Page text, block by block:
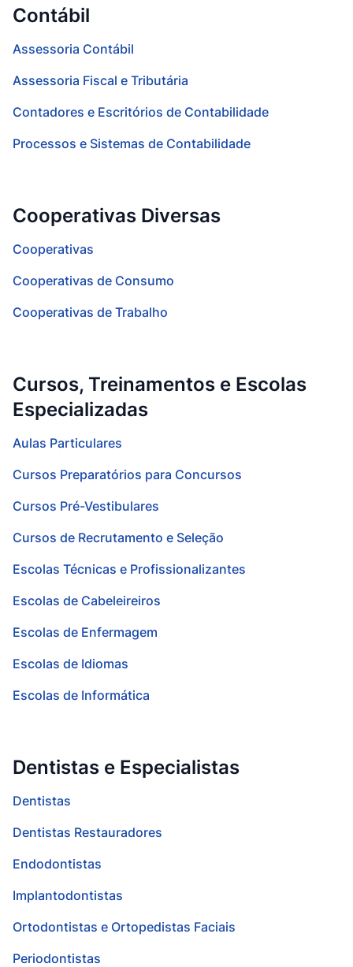
Contábil
Assessoria Contábil
Assessoria Fiscal e Tributária
Contadores e Escritórios de Contabilidade
Processos e Sistemas de Contabilidade
Cooperativas Diversas
Cooperativas
Cooperativas de Consumo
Cooperativas de Trabalho
Cursos, Treinamentos e Escolas
Especializadas
Aulas Particulares
Cursos Preparatórios para Concursos
Cursos Pré-Vestibulares
Cursos de Recrutamento e Seleção
Escolas Técnicas e Profissionalizantes
Escolas de Cabeleireiros
Escolas de Enfermagem
Escolas de Idiomas
Escolas de Informática
Dentistas e Especialistas
Dentistas
Dentistas Restauradores
Endodontistas
Implantodontistas
Ortodontistas e Ortopedistas Faciais
Periodontistas